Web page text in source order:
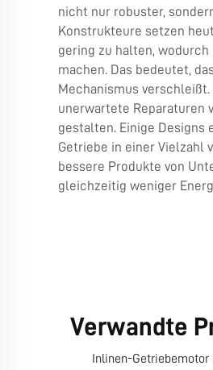
nicht nur robuster,
Konstrukteure setzen
gering zu halten,
machen. Das bedeutet,
Mechanismus
unerwartete Reparaturen
gestalten. Einige Designs
Getriebe in einer Vielzahl
bessere Produkte von
gleichzeitig weniger
Verwandte
Inlinen-Getriebemotor